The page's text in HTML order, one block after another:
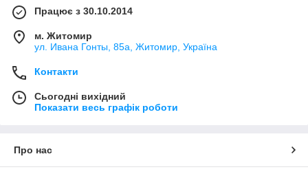
Працює з 30.10.2014
м. Житомир
ул. Ивана Гонты, 85а, Житомир, Україна
Контакти
Сьогодні вихідний
Показати весь графік роботи
Про нас